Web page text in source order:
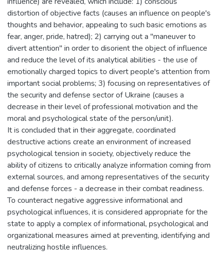
distortion of objective facts (causes an influence on people's
thoughts and behavior, appealing to such basic emotions as
fear, anger, pride, hatred); 2) carrying out a "maneuver to
divert attention" in order to disorient the object of influence
and reduce the level of its analytical abilities - the use of
emotionally charged topics to divert people's attention from
important social problems; 3) focusing on representatives of
the security and defense sector of Ukraine (causes a
decrease in their level of professional motivation and the
moral and psychological state of the person/unit).
It is concluded that in their aggregate, coordinated
destructive actions create an environment of increased
psychological tension in society, objectively reduce the
ability of citizens to critically analyze information coming from
external sources, and among representatives of the security
and defense forces - a decrease in their combat readiness.
To counteract negative aggressive informational and
psychological influences, it is considered appropriate for the
state to apply a complex of informational, psychological and
organizational measures aimed at preventing, identifying and
neutralizing hostile influences.